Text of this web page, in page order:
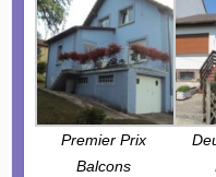
Premier Prix
Balcons